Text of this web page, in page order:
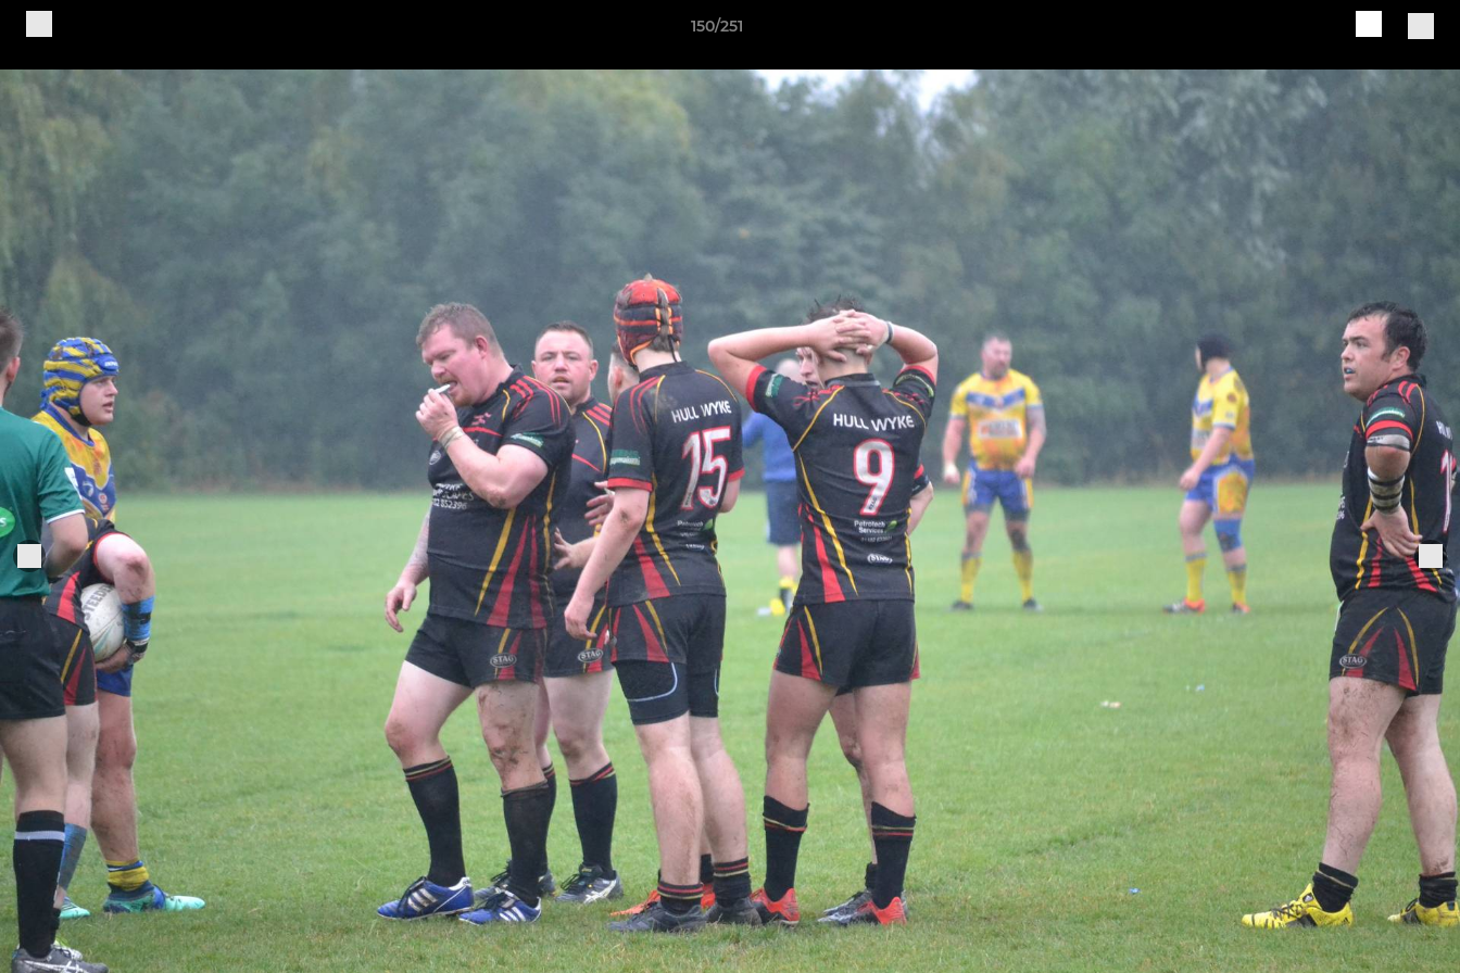
150/251